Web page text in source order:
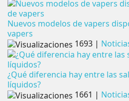
Nuevos modelos de vapers
vapers
1693 |
¿Qué diferencia hay entre las
líquidos?
1661 |